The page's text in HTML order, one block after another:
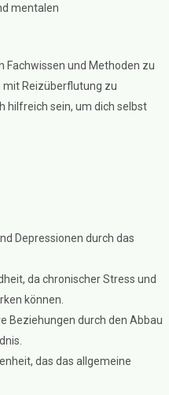
mentalen
Fachwissen und Methoden zu
Reizüberflutung zu
hilfreich sein, um dich selbst
Depressionen durch das
da chronischer Stress und
können.
Beziehungen durch den Abbau
das das allgemeine